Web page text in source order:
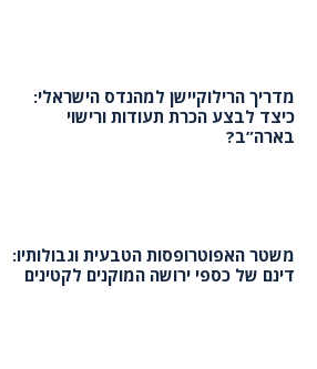
מדריך הרילוקיישן למהנדס הישראלי:
כיצד לבצע הכרת תעודות ורישוי
בארה”ב?
משטר האפוטרופסות הטבעית וגבולותיו:
דינם של כספי ירושה המוקנים לקטינים